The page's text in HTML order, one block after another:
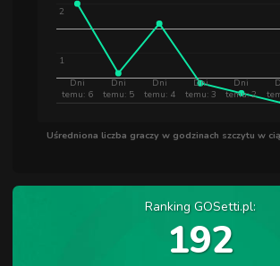
temu: 6
Dni
temu: 5
Dni
temu: 4
Dni
temu: 3
Dni
temu: 2
Dni
1
2
Uśredniona liczba graczy w godzinach szczytu w
Ranking GOSetti.pl:
192